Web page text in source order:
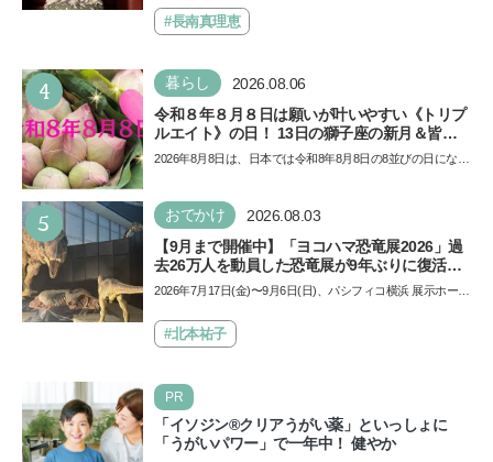
できると子どもに知ってほしい
ザ…
#長南真理恵
4 暮らし 2026.08.06
令和８年８月８日は願いが叶いやすい《トリプ
ルエイト》の日！ 13日の獅子座の新月＆皆既
日食の影響にも注目
2026年8月8日は、日本では令和8年8月8日の8並びの日になり
て…
5 おでかけ 2026.08.03
【9月まで開催中】「ヨコハマ恐竜展2026」過
去26万人を動員した恐竜展が9年ぶりに復活！
夏休みのおでかけで楽しむポイントを完全ガイ
2026年7月17日(金)〜9月6日(日)、パシフィコ横浜 展示ホール
催…
#北本祐子
PR
「イソジン®クリアうがい薬」といっしょに
「うがいパワー」で一年中！ 健やか